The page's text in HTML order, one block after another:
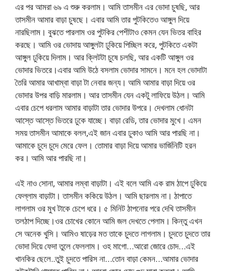
এর পর আমরা ৬৯ এ শুরু করলাম। আমি তাসমীন এর ভোদা চুষছি, আর
তাসমীন আমার বাড়া চুষছে। এবার আমি তার পুটকিতেও আঙ্গুল দিয়ে
নারছিলাম। বুঝতে পারলাম ওর পুটকির পেশীটাও কেমন যেন ভিতর বাহির
করছে। আমি ওর ভোদায় আঙ্গুলটা ঢুকিয়ে পিচ্ছিল করে, পুটকিতে একটা
আঙ্গুল ঢুকিয়ে দিলাম। আর ক্লিটটা চুষে চলছি, আর একটি আঙ্গুল ওর
ভোদার ভিতরে।এবার আমি উঠে বসলাম ভোদার সামনে। মনে হল ভোদাটা
তৈরি আমার আখাম্বা বাড়া টা নেবার জন্য। আমি আমার বাড়া দিয়ে ওর
ভোদার উপর বাড়ি মারলাম। আর তাসমীন যেন একটু লাফিয়ে উঠল। আমি
এবার চেপে ধরলাম আমার বাড়াটা তার ভোদার উপরে। দেখলাম ধোনটা
আস্তে আস্তে ভিতরে ঢুকে যাচ্ছে। বাড়া রেডি, তার ভোদার মুখে। এমন
সময় তাসমীন আমাকে বলল,এই জান এবার ঢুকাও আমি আর পারছি না।
আমাকে চুদে চুদে মেরে ফেল। তোমার বাড়া দিয়ে আমার ভার্জিনিটি হরন
কর। আমি আর পারছি না।
এই নাও সোনা, আমার লম্বা বাড়াটা। এই বলে আমি এক রাম ঠাপে ঢুকিয়ে
ফেল্লাম বাড়াটা। তাসমীন ককিয়ে উঠল। আমি ছারলাম না। ঠাপাতে
লাগলাম ওর মুখ টাকে চেপে ধরে। ৫ মিনিট ঠাপনোর পরে দেখি তাসমীন
তলঠাপ দিচ্ছে।ওর চোখের কোনে আমি জল দেখতে পেলাম। কিন্তু এখন
সে অনেক খুসি। আমিও ষাড়ের মত তাকে চুদতে লাগলাম। চুদতে চুদতে তার
ভোদা দিয়ে ফেদা তুলে ফেললাম। ওহ মাগো…আরো জোরে চোদ…এই
খানকির ছেলে..তুই চুদতে পারিস না…তোন বাড়া কেমন…আমার ভোদার